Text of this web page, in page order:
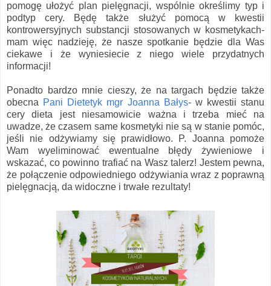
pomogę ułożyć plan pielęgnacji, wspólnie określimy typ i
podtyp cery. Będę także służyć pomocą w kwestii
kontrowersyjnych substancji stosowanych w kosmetykach-
mam więc nadzieję, że nasze spotkanie będzie dla Was
ciekawe i że wyniesiecie z niego wiele przydatnych
informacji!
Ponadto bardzo mnie cieszy, że na targach będzie także
obecna Pani Dietetyk mgr Joanna Bałys- w kwestii stanu
cery dieta jest niesamowicie ważna i trzeba mieć na
uwadze, że czasem same kosmetyki nie są w stanie pomóc,
jeśli nie odżywiamy się prawidłowo. P. Joanna pomoże
Wam wyeliminować ewentualne błędy żywieniowe i
wskazać, co powinno trafiać na Wasz talerz! Jestem pewna,
że połączenie odpowiedniego odżywiania wraz z poprawną
pielęgnacją, da widoczne i trwałe rezultaty!